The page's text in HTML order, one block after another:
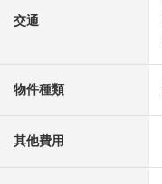
交通
物件種類
其他費用